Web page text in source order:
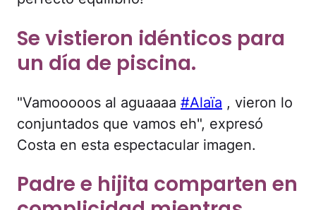
Se vistieron idénticos para
un día de piscina.
"Vamooooos al aguaaaa #Alaïa , vieron lo
conjuntados que vamos eh", expresó
Costa en esta espectacular imagen.
Padre e hijita comparten en